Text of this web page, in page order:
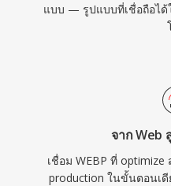
แบบ — รูปแบบที่เชื่อถือได้
จาก Web
เชื่อม WEBP ที่ optimize
production ในขั้นตอนเ